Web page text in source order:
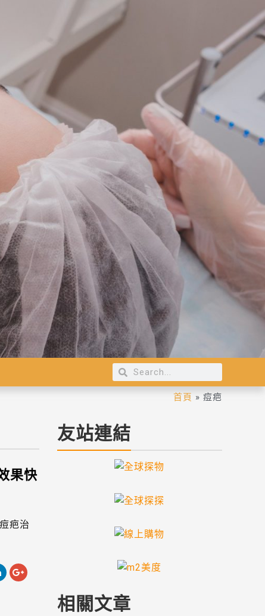
首頁 » 痘疤
果快
疤治
友站連結
相關文章